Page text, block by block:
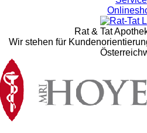
Rat & Tat
Wir stehen für